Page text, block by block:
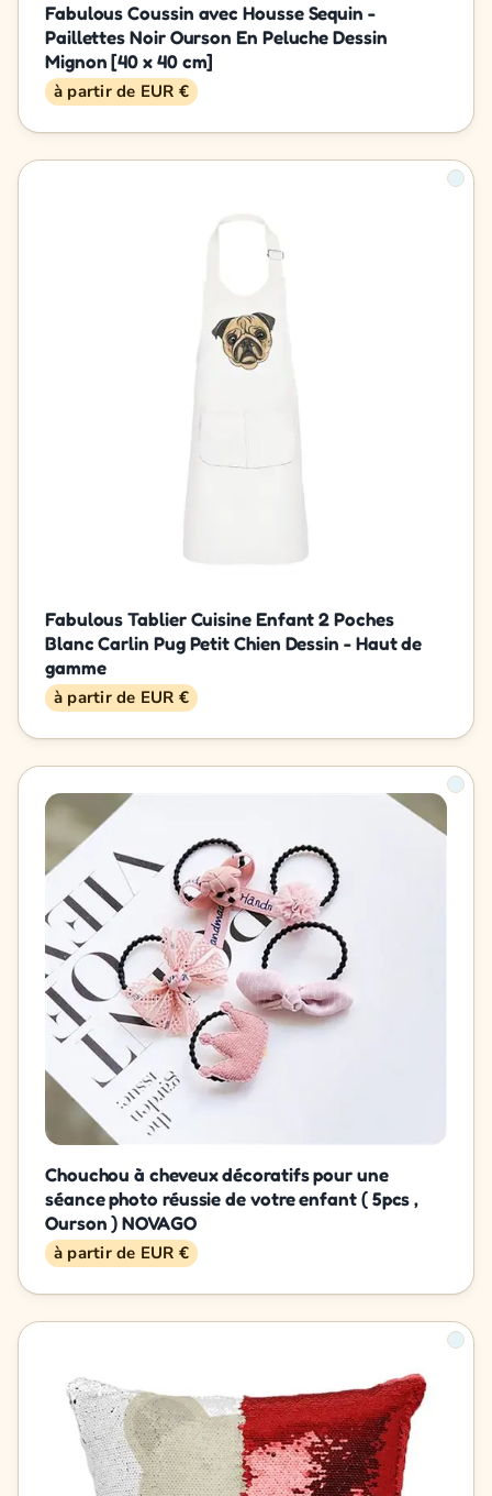
Fabulous Coussin avec Housse Sequin -
Paillettes Noir Ourson En Peluche Dessin
Mignon [40 x 40 cm]
à partir de EUR €
Fabulous Tablier Cuisine Enfant 2 Poches
Blanc Carlin Pug Petit Chien Dessin - Haut de
gamme
à partir de EUR €
Chouchou à cheveux décoratifs pour une
séance photo réussie de votre enfant ( 5pcs ,
Ourson ) NOVAGO
à partir de EUR €